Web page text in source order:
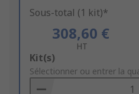
Sous-total (1 kit)*
308,60 €
HT
Add
to
Basket
Kit(s)
Sélectionner ou entrer la